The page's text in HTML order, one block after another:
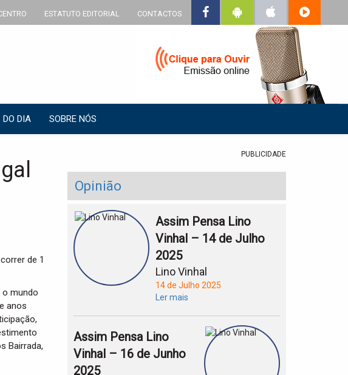
ESTATUTO EDITORIAL CONTACTOS
DO DIA SOBRE NÓS
de 1
mundo
anos
Bairrada,
PUBLICIDADE
Opinião
Assim Pensa Lino
Vinhal – 14 de Julho
2025
Lino Vinhal
14 de Julho 2025
Ler mais
Assim Pensa Lino
Vinhal – 16 de Junho
2025